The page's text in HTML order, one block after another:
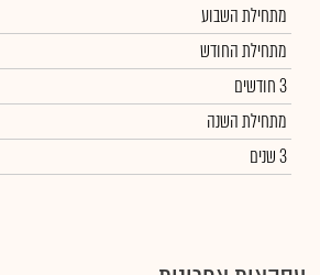
מתחילת השבוע
מתחילת החודש
3 חודשים
מתחילת השנה
3 שנים